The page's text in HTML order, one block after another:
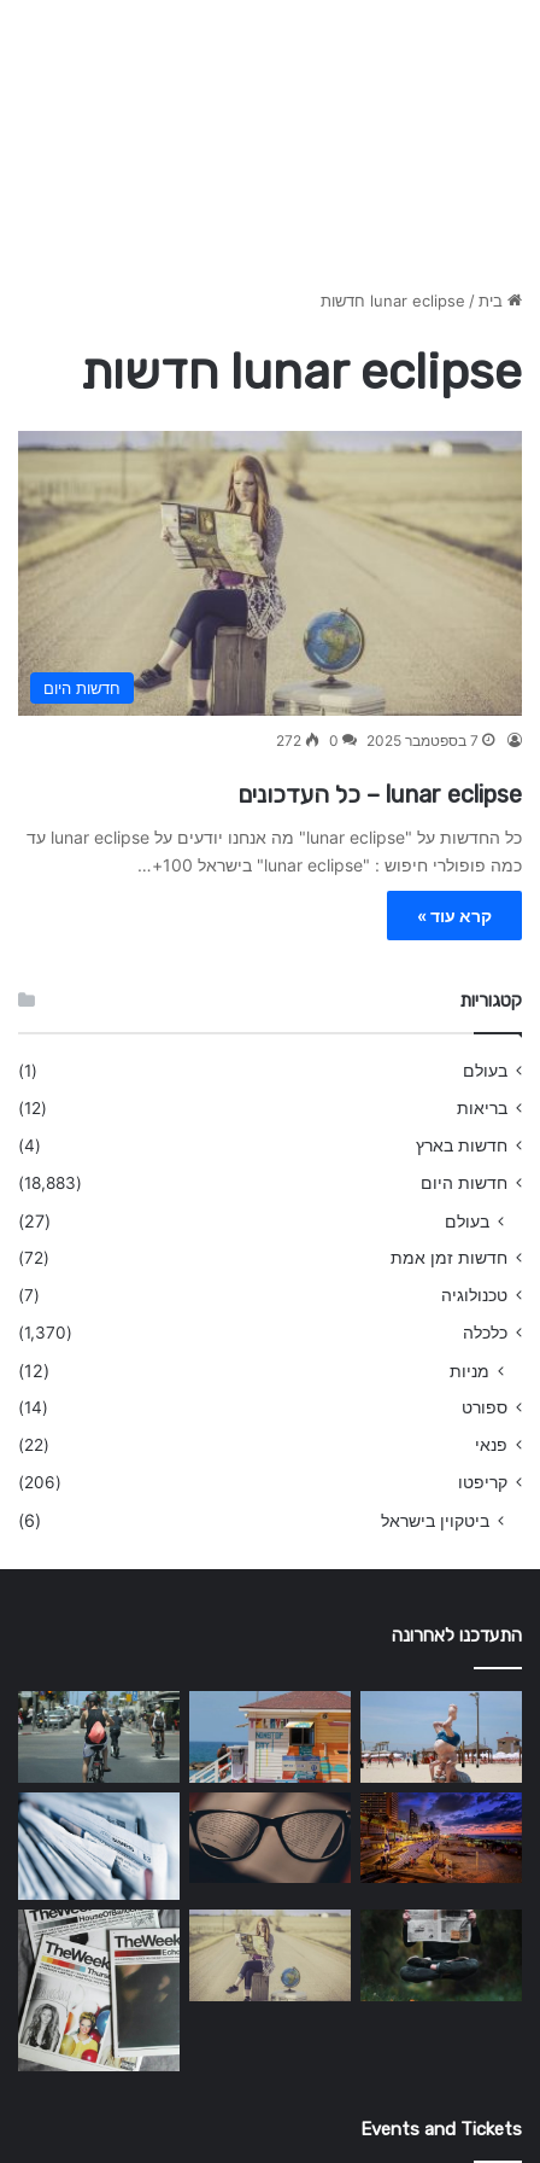
בית/ lunar eclipse חדשות
lunar eclipse חדשות
חדשות היום
7 בספטמבר 2025 0
272
lunar eclipse – כל העדכונים
כל החדשות על "lunar eclipse" מה אנחנו יודעים על lunar eclipse עד
כמה פופולרי חיפוש : "lunar eclipse" בישראל 100+…
קרא עוד »
קטגוריות
בעולם
(1)
בריאות
(12)
חדשות בארץ
(4)
חדשות היום
(18,883)
בעולם (27)
חדשות זמן אמת
(72)
טכנולוגיה
(7)
כלכלה
(1,370)
מניות (12)
ספורט
(14)
פנאי
(22)
קריפטו
(206)
ביטקוין בישראל (6)
התעדכנו לאחרונה
Events and Tickets